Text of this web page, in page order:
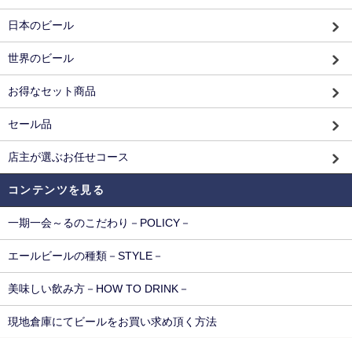
日本のビール
世界のビール
お得なセット商品
セール品
店主が選ぶお任せコース
コンテンツを見る
一期一会～るのこだわり－POLICY－
エールビールの種類－STYLE－
美味しい飲み方－HOW TO DRINK－
現地倉庫にてビールをお買い求め頂く方法